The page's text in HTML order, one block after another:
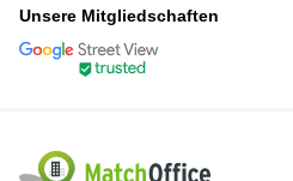
Unsere Mitgliedschaften